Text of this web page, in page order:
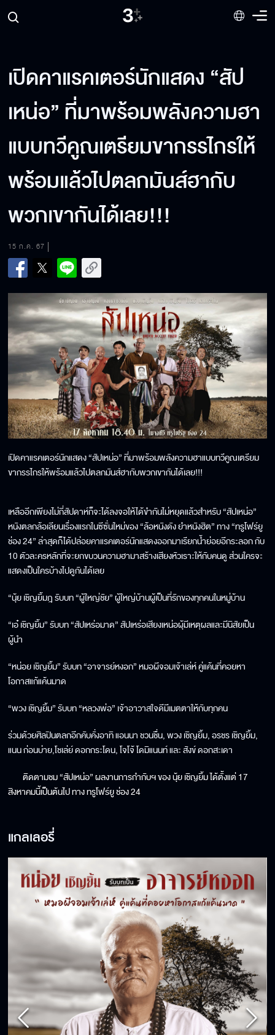
เปิดคาแรคเตอร์นักแสดง “สัป
เหน่อ” ที่มาพร้อมพลังความฮา
แบบทวีคูณเตรียมขากรรไกรให้
พร้อมแล้วไปตลกมันส์ฮากับ
พวกเขากันได้เลย!!!
15 ก.ค. 67
เปิดคาแรคเตอร์นักแสดง “สัปเหน่อ” ที่มาพร้อมพลังความฮาแบบทวีคูณเตรียม
ขากรรไกรให้พร้อมแล้วไปตลกมันส์ฮากับพวกเขากันได้เลย!!!
เหลืออีกเพียงไม่กี่สัปดาห์ก็จะได้ลงจอให้ได้ขำกันไม่หยุดแล้วสำหรับ “สัปเหน่อ”
หนังตลกล้อเลียนเรื่องแรกในซีซั่นใหม่ของ “ล้อหนังดัง ยำหนังฮิต” ทาง “ทรูโฟร์ยู
ช่อง 24” ล่าสุดก็ได้ปล่อยคาแรคเตอร์นักแสดงออกมาเรียกน้ำย่อยอีกระลอก กับ
10 ตัวละครหลักที่จะยกขบวนความฮามาสร้างเสียงหัวเราะให้กับคนดู ส่วนใครจะ
แสดงเป็นใครบ้างไปดูกันได้เลย
“นุ้ย เชิญยิ้มฎ รับบท “ผู้ใหญ่ชัย” ผู้ใหญ่บ้านผู้เป็นที่รักของทุกคนในหมู่บ้าน
“เอ๋ เชิญยิ้ม” รับบท “สัปเหร่อมาด” สัปเหร่อเสียงเหน่อผุ้มีเหตุผลและมีนิสัยเป็น
ผู้นำ
“หน่อย เชิญยิ้ม” รับบท “อาจารย์หงอก” หมอผีจอมเจ้าเล่ห์ คู่แค้นที่คอยหา
โอกาสแก้แค้นมาด
“พวง เชิญยิ้ม” รับบท “หลวงพ่อ” เจ้าอาวาสใจดีมีเมตตาให้กับทุกคน
ร่วมด้วยศิลปินตลกอีกคับคั่งอาทิ แอนนา ชวนชื่น, พวง เชิญยิ้ม, อรชร เชิญยิ้ม,
แนน ก่อนบ่าย,โชเล่ย์ ดอกกระโดน, โจโจ้ โดมิแนนท์ และ สังข์ ดอกสะเดา
ติดตามชม “สัปเหน่อ” ผลงานการกำกับฯ ของ นุ้ย เชิญยิ้ม ได้ตั้งแต่ 17
สิงหาคมนี้เป็นต้นไป ทาง ทรูโฟร์ยู ช่อง 24
แกลเลอรี่